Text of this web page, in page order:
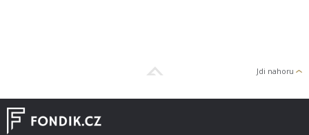
Jdi nahoru